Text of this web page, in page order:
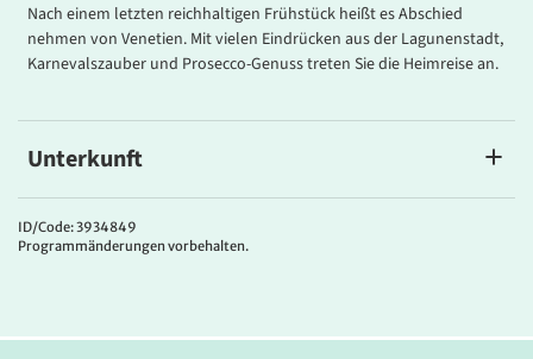
Nach einem letzten reichhaltigen Frühstück heißt es Abschied
nehmen von Venetien. Mit vielen Eindrücken aus der Lagunenstadt,
Karnevalszauber und Prosecco-Genuss treten Sie die Heimreise an.
Unterkunft
Ihr Hotel
Das4*Crowne Plaza Venice East
durch seine ideale Lage für Ausflüge nach Venedig – der Bahnhof
ID/Code: 3934849
Programmänderungen vorbehalten.